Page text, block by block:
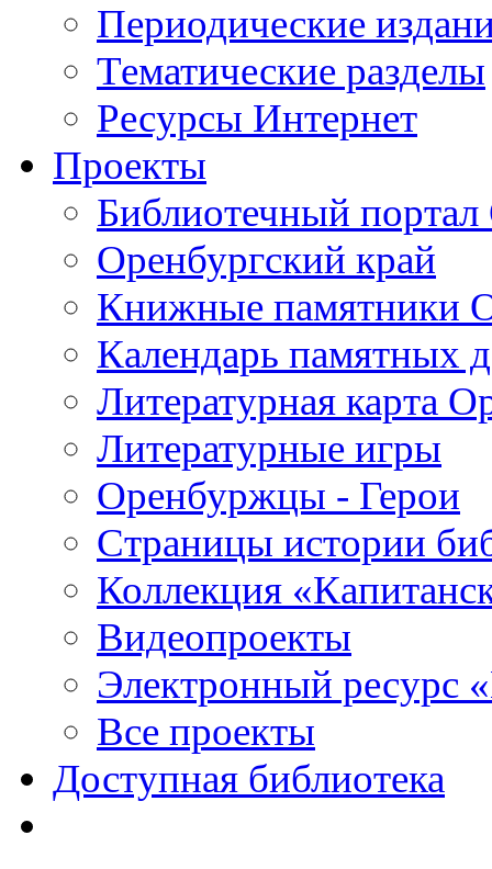
Периодические
Тематические разделы
Ресурсы Интернет
Проекты
Библиотечный портал
Оренбургский край
Книжные памятники
Календарь памятных
Литературная карта
Литературные игры
Оренбуржцы - Герои
Страницы истории
Коллекция
Видеопроекты
Электронный ресурс
Все проекты
Доступная библиотека